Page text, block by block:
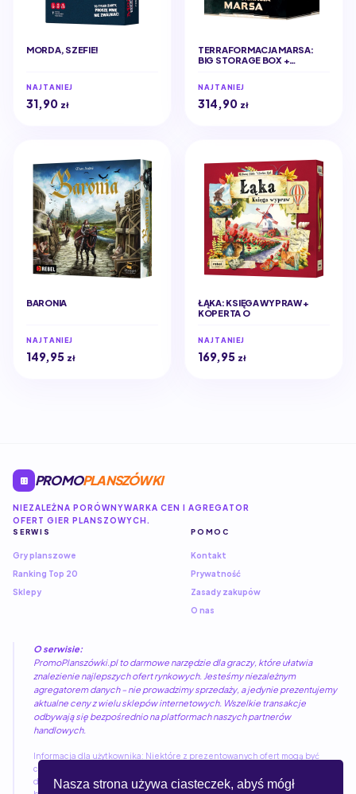
Nasza strona używa ciasteczek, abyś mógł
MORDA, SZEFIE!
NAJTANIEJ
31,90 zł
TERRAFORMACJA MARSA:
BIG STORAGE BOX +
NAJTANIEJ
314,90 zł
BARONIA
NAJTANIEJ
149,95 zł
ŁĄKA: KSIĘGA WYPRAW +
KOPERTA O
NAJTANIEJ
169,95 zł
PROMOPLANSZÓWKI
NIEZALEŻNA PORÓWNYWARKA CEN I AGREGATOR
OFERT GIER PLANSZOWYCH.
SERWIS
Gry planszowe
Ranking Top 20
Sklepy
POMOC
Kontakt
Prywatność
Zasady zakupów
O nas
O serwisie:
PromoPlanszówki.pl to darmowe narzędzie dla graczy, które ułatwia
znalezienie najlepszych ofert rynkowych. Jesteśmy niezależnym
agregatorem danych – nie prowadzimy sprzedaży, a jedynie prezentujemy
aktualne ceny z wielu sklepów internetowych. Wszelkie transakcje
odbywają się bezpośrednio na platformach naszych partnerów
handlowych.
Informacja dla użytkownika: Niektóre z prezentowanych ofert mogą być
częścią programów partnerskich. Kliknięcie w link nie wiąże się z żadnymi
dodatkowymi kosztami dla kupującego, a pozwala nam utrzymywać i rozwijać